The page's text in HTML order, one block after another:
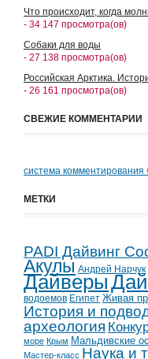
Что происходит, когда
- 34 147 просмотра(ов)
Собаки для воды
- 27 138 просмотра(ов)
Российская Арктика.
- 26 161 просмотра(ов)
СВЕЖИЕ КОММЕНТАРИИ
система комментирования
МЕТКИ
PADI Дайвинг
Акулы Андрей Нарчук
Дайверы
водоемов Египет Живая
История и
археология
море Крым Мальдивские
Мастер-класс Наука и